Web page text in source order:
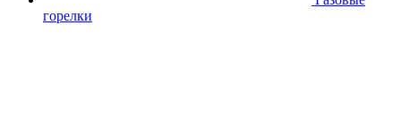
горелки